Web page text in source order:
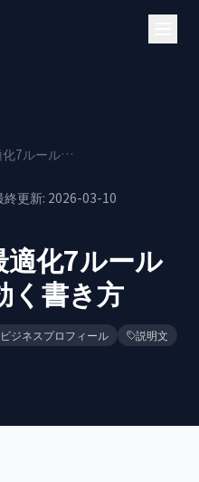
GBP説明文の最適化7ルール｜MEO集客に効く書き方
終更新: 2026-03-10
適化7ルール
く書き方
ジネスプロフィール
説明文